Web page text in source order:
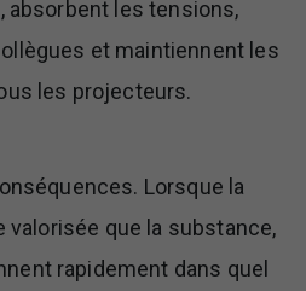
absorbent les tensions,
et maintiennent les
les projecteurs.
Lorsque la
que la substance,
rapidement dans quel